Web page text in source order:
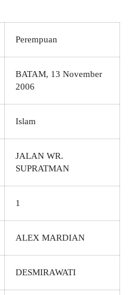
Perempuan
BATAM, 13 November
2006
Islam
JALAN WR.
SUPRATMAN
1
ALEX MARDIAN
DESMIRAWATI